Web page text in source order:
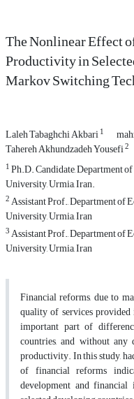
The Nonlinear Effect
Productivity in
Markov Switching
Laleh Tabaghchi Akbari1
Tahereh Akhundzadeh Yousefi2
1Ph.D. Candidate, Department
University, Urmia, Iran.
2Assistant Prof., Department of
University, Urmia, Iran
3Assistant Prof., Department of
University, Urmia, Iran
Financial reforms, due to
quality of services
important part of
countries, and without any
productivity. In this study,
of financial reforms
development and